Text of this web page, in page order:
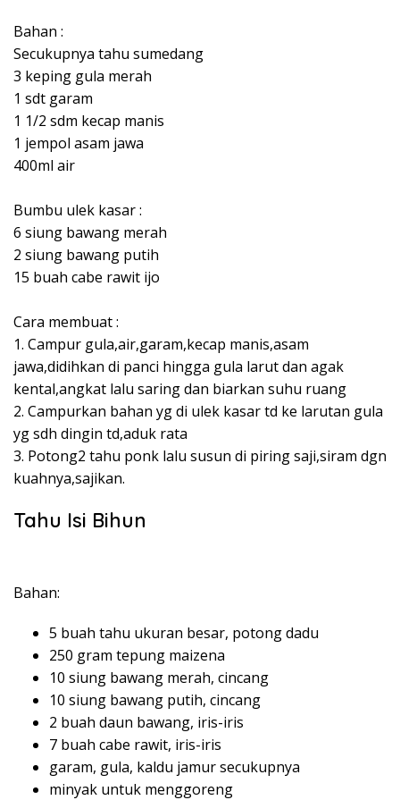
Bahan :⁣
Secukupnya tahu sumedang⁣
3 keping gula merah⁣
1 sdt garam⁣
1 1/2 sdm kecap manis⁣
1 jempol asam jawa⁣
400ml air⁣
Bumbu ulek kasar :⁣
6 siung bawang merah⁣
2 siung bawang putih⁣
15 buah cabe rawit ijo⁣
Cara membuat :⁣
1. Campur gula,air,garam,kecap manis,asam
jawa,didihkan di panci hingga gula larut dan agak
kental,angkat lalu saring dan biarkan suhu ruang⁣
2. Campurkan bahan yg di ulek kasar td ke larutan gula
yg sdh dingin td,aduk rata⁣
3. Potong2 tahu ponk lalu susun di piring saji,siram dgn
kuahnya,sajikan⁣.
Tahu Isi Bihun
Bahan:
5 buah tahu ukuran besar, potong dadu
250 gram tepung maizena
10 siung bawang merah, cincang
10 siung bawang putih, cincang
2 buah daun bawang, iris-iris
7 buah cabe rawit, iris-iris
garam, gula, kaldu jamur secukupnya
minyak untuk menggoreng